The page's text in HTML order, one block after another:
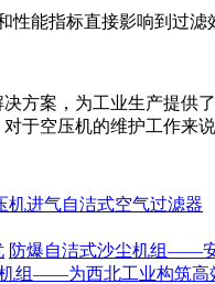
能指标直接影响到过滤
方案，为工业生产提供
于空压机的维护工作来
机进气自洁式空气过滤器
防爆自洁式沙尘机组——
组——为西北工业构筑高